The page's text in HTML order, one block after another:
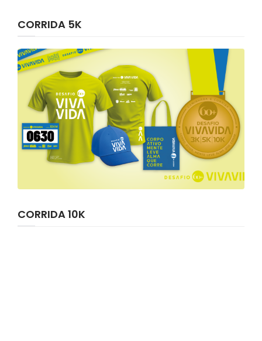
CORRIDA 5K
CORRIDA 10K